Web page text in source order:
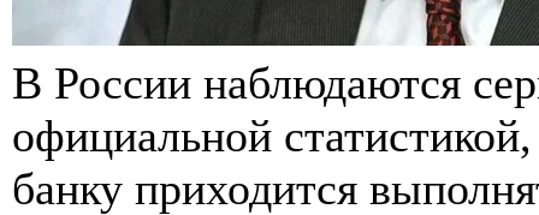
В России наблюдаются
официальной
банку приходится